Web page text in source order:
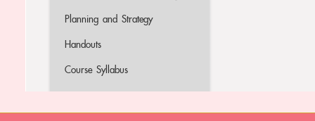
Planning and Strategy
Handouts
Course Syllabus